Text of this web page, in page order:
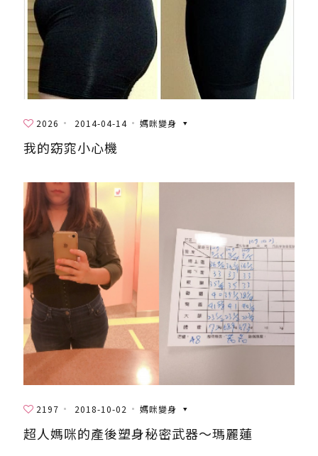
2026 2014-04-14 媽咪變身
我的窈窕小心機
2197 2018-10-02 媽咪變身
超人媽咪的產後塑身秘密武器～瑪麗蓮